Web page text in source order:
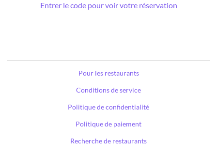
Entrer le code pour voir votre réservation
Pour les restaurants
Conditions de service
Politique de confidentialité
Politique de paiement
Recherche de restaurants